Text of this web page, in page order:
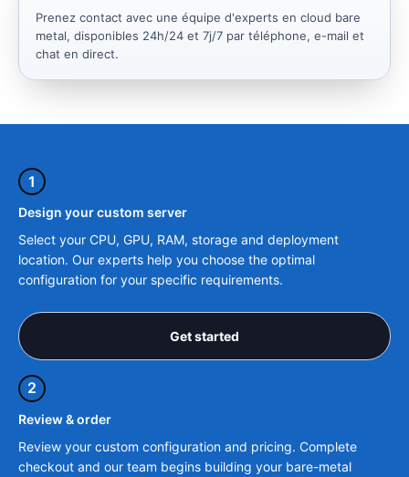
Prenez contact avec une équipe d'experts en cloud bare
metal, disponibles 24h/24 et 7j/7 par téléphone, e-mail et
chat en direct.
1
Design your custom server
Select your CPU, GPU, RAM, storage and deployment
location. Our experts help you choose the optimal
configuration for your specific requirements.
Get started
2
Review & order
Review your custom configuration and pricing. Complete
checkout and our team begins building your bare-metal